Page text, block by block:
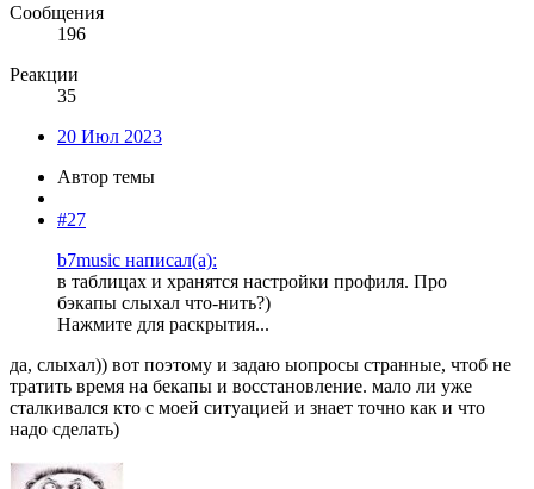
Сообщения
196
Реакции
35
20 Июл 2023
Автор темы
#27
b7music написал(а):
в таблицах и хранятся настройки профиля. Про
бэкапы слыхал что-нить?)
Нажмите для раскрытия...
да, слыхал)) вот поэтому и задаю ыопросы странные, чтоб не
тратить время на бекапы и восстановление. мало ли уже
сталкивался кто с моей ситуацией и знает точно как и что
надо сделать)